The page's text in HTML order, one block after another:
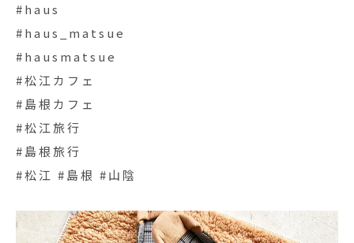
#haus
#haus_matsue
#hausmatsue
#松江カフェ
#島根カフェ
#松江旅行
#島根旅行
#松江 #島根 #山陰